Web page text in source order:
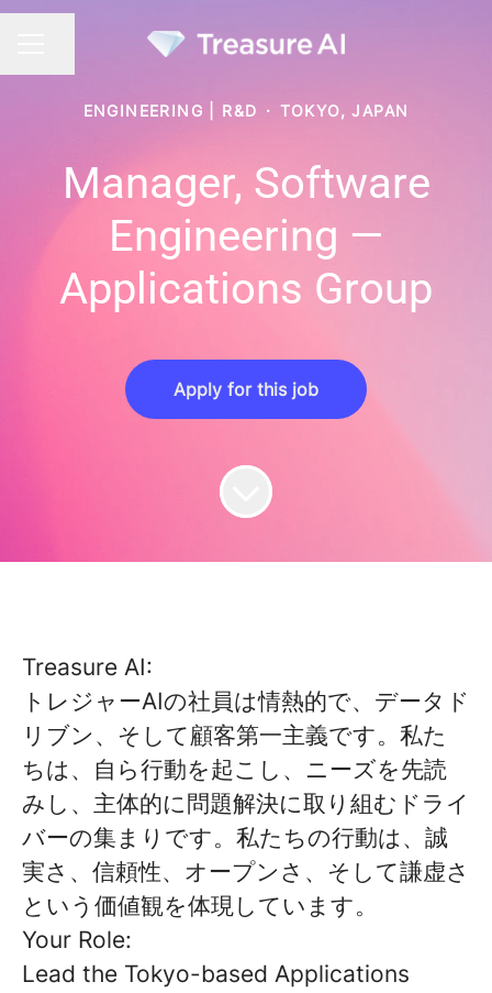
ENGINEERING | R&D · TOKYO, JAPAN
Manager, Software
Engineering —
Applications Group
Apply for this job
Treasure AI:
トレジャーAIの社員は情熱的で、データド
リブン、そして顧客第一主義です。私た
ちは、自ら行動を起こし、ニーズを先読
みし、主体的に問題解決に取り組むドライ
バーの集まりです。私たちの行動は、誠
実さ、信頼性、オープンさ、そして謙虚さ
という価値観を体現しています。
Your Role:
Lead the Tokyo-based Applications